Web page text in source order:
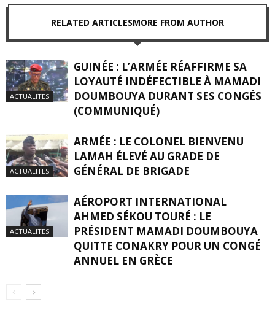
RELATED ARTICLESMORE FROM AUTHOR
ACTUALITES
GUINÉE : L’ARMÉE RÉAFFIRME SA
LOYAUTÉ INDÉFECTIBLE À MAMADI
DOUMBOUYA DURANT SES CONGÉS
(COMMUNIQUÉ)
ACTUALITES
ARMÉE : LE COLONEL BIENVENU
LAMAH ÉLEVÉ AU GRADE DE
GÉNÉRAL DE BRIGADE
ACTUALITES
AÉROPORT INTERNATIONAL
AHMED SÉKOU TOURÉ : LE
PRÉSIDENT MAMADI DOUMBOUYA
QUITTE CONAKRY POUR UN CONGÉ
ANNUEL EN GRÈCE